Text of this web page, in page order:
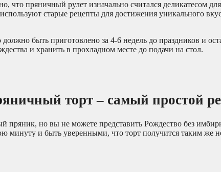
пряничный рулет изначально считался деликатесом
старые рецепты для достижения уникального
должно быть приготовлено за 4-6 недель до праздников и
и хранить в прохладном месте до подачи на стол.
торт – самый простой
пряник, но вы не можете представить Рождество без
минуту и быть уверенными, что торт получится таким же